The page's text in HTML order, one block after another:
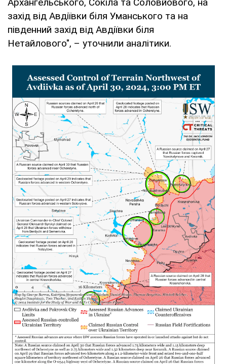
Архангельського, Сокіла та Соловйового, на
захід від Авдіївки біля Уманського та на
південний захід від Авдіївки біля
Нетайлового", – уточнили аналітики.